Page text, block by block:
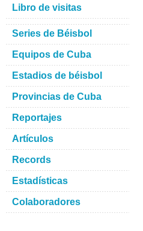
Libro de visitas
Series de Béisbol
Equipos de Cuba
Estadios de béisbol
Provincias de Cuba
Reportajes
Artículos
Records
Estadísticas
Colaboradores